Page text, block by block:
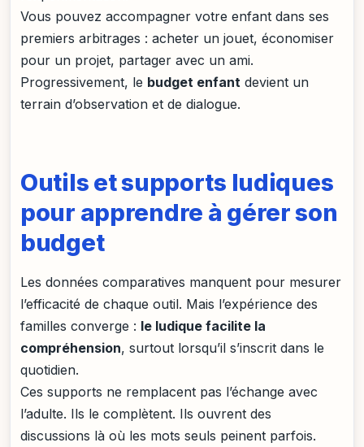
Vous pouvez accompagner votre enfant dans ses
premiers arbitrages : acheter un jouet, économiser
pour un projet, partager avec un ami.
Progressivement, le budget enfant devient un
terrain d’observation et de dialogue.
Outils et supports ludiques
pour apprendre à gérer son
budget
Les données comparatives manquent pour mesurer
l’efficacité de chaque outil. Mais l’expérience des
familles converge : le ludique facilite la
compréhension, surtout lorsqu’il s’inscrit dans le
quotidien.
Ces supports ne remplacent pas l’échange avec
l’adulte. Ils le complètent. Ils ouvrent des
discussions là où les mots seuls peinent parfois.